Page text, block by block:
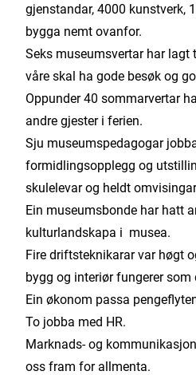
gjenstandar, 4000 kunstverk,
bygga nemt ovanfor.
Seks museumsvertar har lagt
våre skal ha gode besøk og
Oppunder 40 sommarvertar
andre gjester i ferien.
Sju museumspedagogar
formidlingsopplegg og
skulelevar og heldt
Ein museumsbonde har hatt
kulturlandskapa i musea.
Fire driftsteknikarar var høgt
bygg og interiør fungerer som
Ein økonom passa
To jobba med HR.
Marknads- og
oss fram for allmenta.